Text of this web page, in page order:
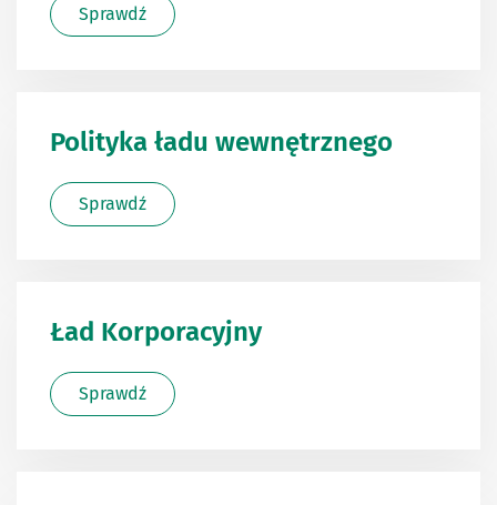
Sprawdź
Polityka ładu wewnętrznego
Sprawdź
Ład Korporacyjny
Sprawdź